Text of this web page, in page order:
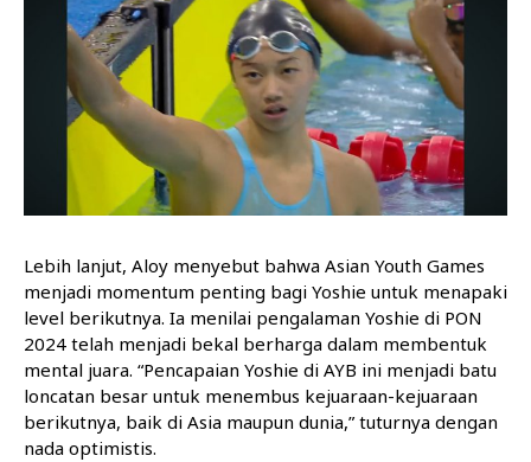
Lebih lanjut, Aloy menyebut bahwa Asian Youth Games
menjadi momentum penting bagi Yoshie untuk menapaki
level berikutnya. Ia menilai pengalaman Yoshie di PON
2024 telah menjadi bekal berharga dalam membentuk
mental juara. “Pencapaian Yoshie di AYB ini menjadi batu
loncatan besar untuk menembus kejuaraan-kejuaraan
berikutnya, baik di Asia maupun dunia,” tuturnya dengan
nada optimistis.